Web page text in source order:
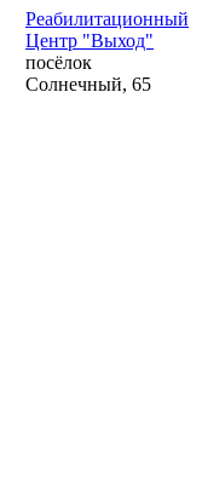
Реабилитационный
Центр "Выход"
посёлок
Солнечный, 65